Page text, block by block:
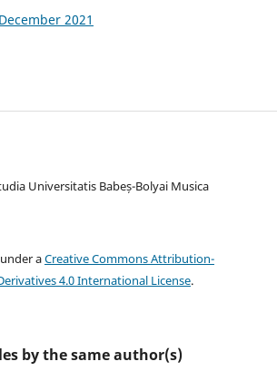
2021
Universitatis Babeș-Bolyai Musica
aCreative Commons Attribution-
4.0 International License.
by the same author(s)